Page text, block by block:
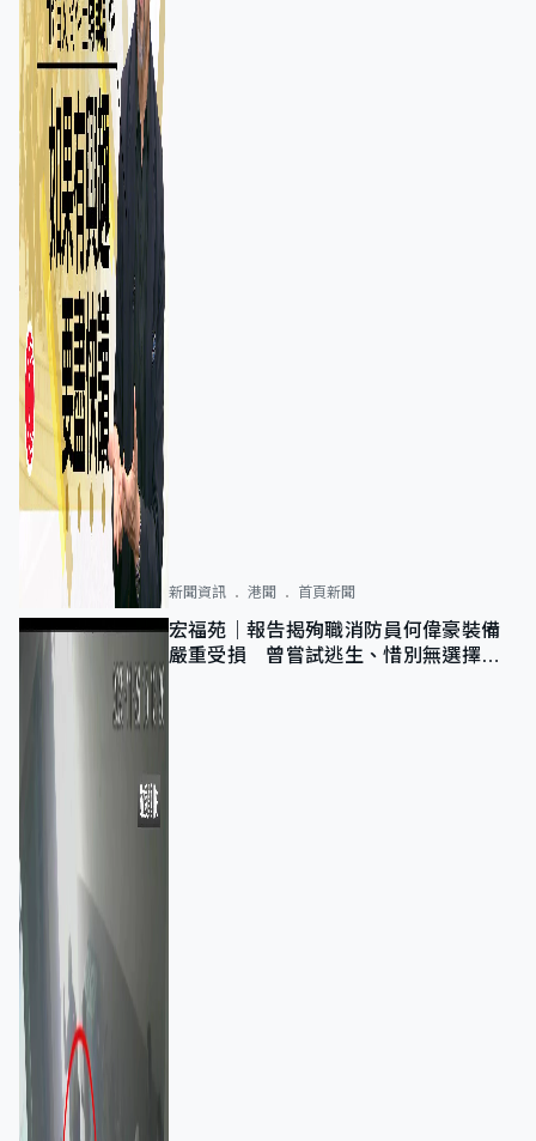
新聞資訊 港聞 首頁新聞
宏福苑｜報告揭殉職消防員何偉豪裝備
嚴重受損 曾嘗試逃生、惜別無選擇下